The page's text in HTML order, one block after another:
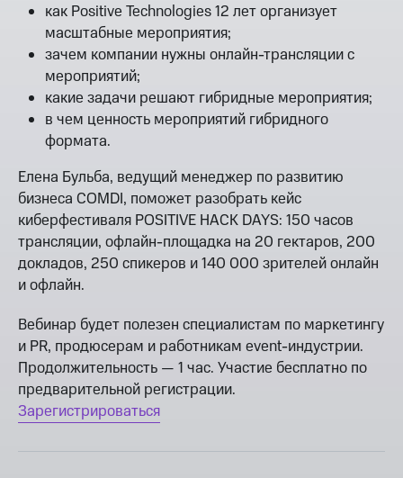
как Positive Technologies 12 лет организует
масштабные мероприятия;
зачем компании нужны онлайн-трансляции с
мероприятий;
какие задачи решают гибридные мероприятия;
в чем ценность мероприятий гибридного
формата.
Елена Бульба, ведущий менеджер по развитию
бизнеса COMDI, поможет разобрать кейс
киберфестиваля POSITIVE HACK DAYS: 150 часов
трансляции, офлайн-площадка на 20 гектаров, 200
докладов, 250 спикеров и 140 000 зрителей онлайн
и офлайн.
Вебинар будет полезен специалистам по маркетингу
и PR, продюсерам и работникам event-индустрии.
Продолжительность — 1 час. Участие бесплатно по
предварительной регистрации.
Зарегистрироваться